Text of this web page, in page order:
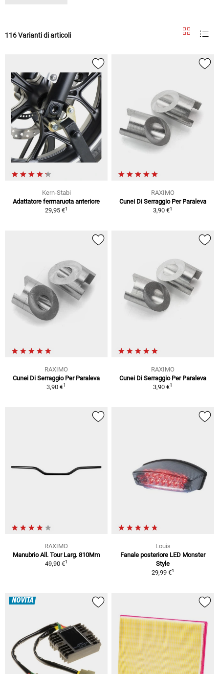
116 Varianti di articoli
Kern-Stabi
Adattatore fermaruota anteriore
29,95 €1
RAXIMO
Cunei Di Serraggio Per Paraleva
3,90 €1
RAXIMO
Cunei Di Serraggio Per Paraleva
3,90 €1
RAXIMO
Cunei Di Serraggio Per Paraleva
3,90 €1
RAXIMO
Manubrio All. Tour Larg. 810Mm
49,90 €1
Louis
Fanale posteriore LED Monster
Style
29,99 €1
NOVITÀ